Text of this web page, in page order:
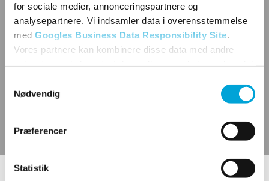
for sociale medier, annonceringspartnere og
analysepartnere. Vi indsamler data i overensstemmelse
med Googles Business Data Responsibility Site
Vores partnere kan kombinere disse data med andre
Nødvendig
Præferencer
Statistik